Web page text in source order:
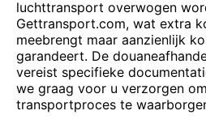
luchttransport overwogen
Gettransport.com, wat extra
meebrengt maar aanzienlijk
garandeert. De
vereist specifieke
we graag voor u verzorgen
transportproces te